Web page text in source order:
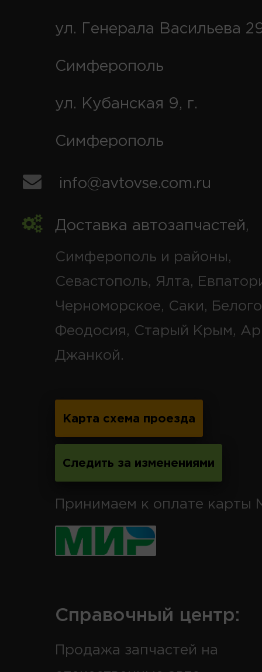
ул. Генерала Васильева
Симферополь
ул. Кубанская 9, г.
Симферополь
info@avtovse.com.ru
Доставка автозапчастей,
Симферополь и районы,
Севастополь, Ялта,
Черноморское, Саки,
Феодосия, Старый Крым,
Джанкой.
Карта схема проезда
Следить за изменениями
Принимаем к оплате карты
Справочный центр:
Продажа запчастей на